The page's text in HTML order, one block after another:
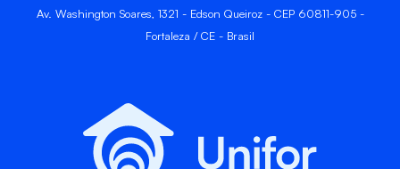
Av. Washington Soares, 1321 - Edson Queiroz - CEP 60811-905 -
Fortaleza / CE - Brasil